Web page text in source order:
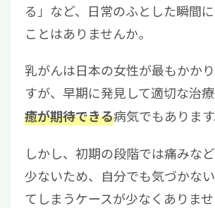
る」など、日常のふとした瞬間
ことはありませんか。
乳がんは日本の女性が最もかか
すが、早期に発見して適切な治療
癒が期待できる病気でもあります
しかし、初期の段階では痛みな
少ないため、自分でも気づかな
てしまうケースが少なくありませ